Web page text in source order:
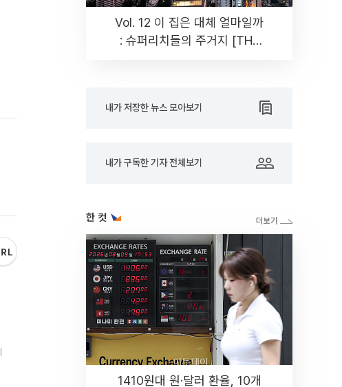
Vol. 12 이 집은 대체 얼마일까
: 슈퍼리치들의 주거지 [THE
내가 저장한 뉴스 모아보기
내가 구독한 기자 전체보기
한 컷
1410원대 원·달러 환율, 10개